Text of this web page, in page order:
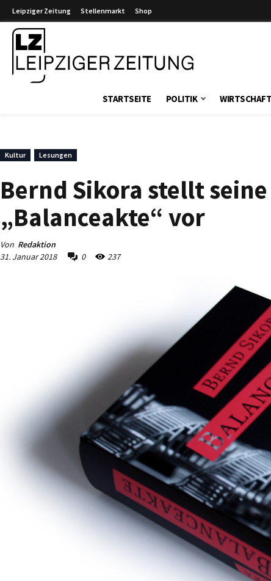
Leipziger Zeitung Stellenmarkt Shop
STARTSEITE POLITIK WIRTSCHAFT
Kultur Lesungen
Bernd Sikora stellt
„Balanceakte“ vor
Von Redaktion
31. Januar 2018
0 237